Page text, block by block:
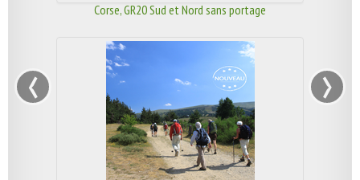
Corse, GR20 Sud et Nord sans portage
‹ ›